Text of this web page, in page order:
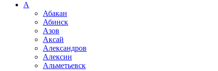
А
Абакан
Абинск
Азов
Аксай
Александров
Алексин
Альметьевск